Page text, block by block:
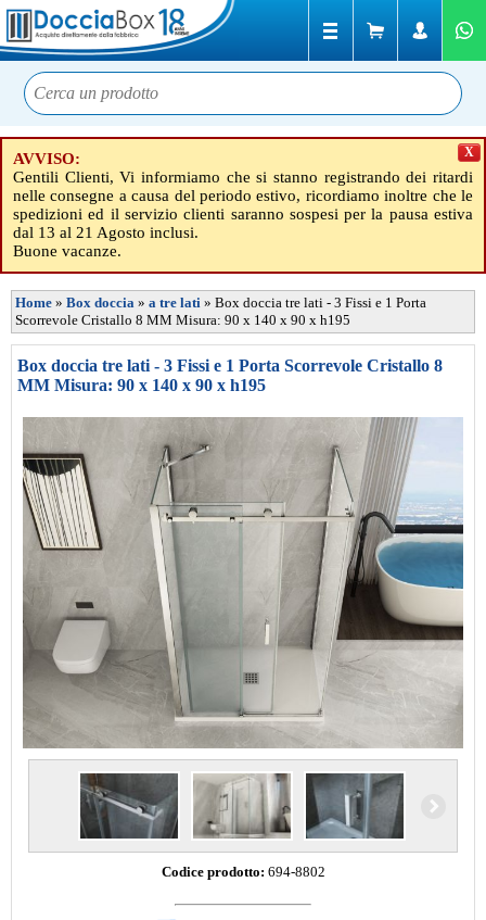
AVVISO:
Gentili Clienti, Vi informiamo che si stanno registrando dei ritardi
nelle consegne a causa del periodo estivo, ricordiamo inoltre che le
spedizioni ed il servizio clienti saranno sospesi per la pausa estiva
dal 13 al 21 Agosto inclusi.
Buone vacanze.
X
Home » Box doccia » a tre lati » Box doccia tre lati - 3 Fissi e 1 Porta
Scorrevole Cristallo 8 MM Misura: 90 x 140 x 90 x h195
Box doccia tre lati - 3 Fissi e 1 Porta Scorrevole Cristallo 8
MM Misura: 90 x 140 x 90 x h195
Codice prodotto: 694-8802